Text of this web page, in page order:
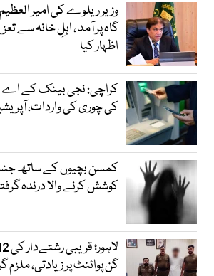
وزیر ریلوے کی امیر
گاہ پر آمد ، اہلِ خانہ سے
اظہار کیا
کی چوری کی واردات،
کمسن بچیوں کے ساتھ
کوشش کرنے والا درندہ
گن پوائنٹ پر زیادتی، ملزم